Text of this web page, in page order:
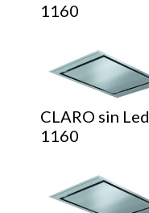
1160
CLARO sin Led
1160